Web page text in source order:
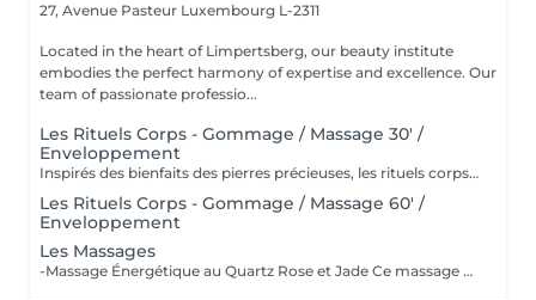
27, Avenue Pasteur Luxembourg L-2311
Located in the heart of Limpertsberg, our beauty institute
embodies the perfect harmony of expertise and excellence. Our
team of passionate professio...
Les Rituels Corps - Gommage / Massage 30' /
Enveloppement
Inspirés des bienfaits des pierres précieuses, les rituels corps Gemology associent techniques de massage expertes et actifs minéraux pour offrir un moment de détente absolue. Chaque soin est conçu pour rééquilibrer, hydrater, raffermir ou détoxifier la peau, tout en apaisant le corps et l'esprit. Une expérience sensorielle unique, où luxe et efficacité se rencontrent pour révéler l'éclat naturel de votre peau.
Les Rituels Corps - Gommage / Massage 60' /
Enveloppement
Les Massages
-Massage Énergétique au Quartz Rose et Jade Ce massage unique associe la puissance vibratoire des pierres précieuses à des manuvres profondes et relaxantes. Grâce au quartz rose et au jade, il rééquilibre les énergies, relâche les tensions et réveille l'éclat intérieur. Un véritable soin holistique, pour le corps et l'esprit. -Massage Ressourçant Future Maman Spécialement conçu pour accompagner la femme enceinte en douceur, ce massage soulage les tensions, améliore la circulation et procure une profonde sensation de bien-être. Réalisé avec des mouvements enveloppants et des produits adaptés, il offre un moment précieux de connexion avec soi et avec bébé.